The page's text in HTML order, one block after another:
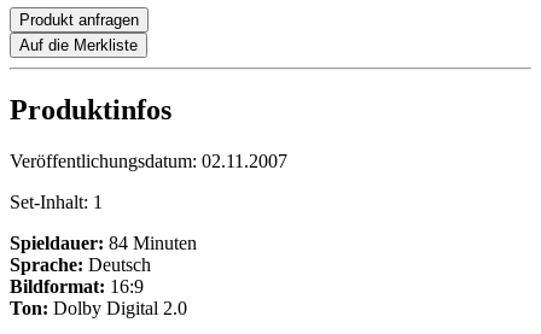
Produkt anfragen
Auf die Merkliste
Produktinfos
Veröffentlichungsdatum: 02.11.2007
Set-Inhalt: 1
Spieldauer: 84 Minuten
Sprache: Deutsch
Bildformat: 16:9
Ton: Dolby Digital 2.0